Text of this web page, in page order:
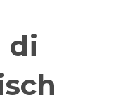
di